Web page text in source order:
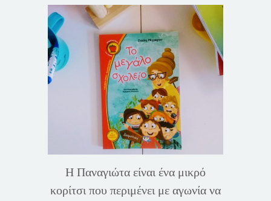
Η Παναγιώτα είναι ένα μικρό
κορίτσι που περιμένει με αγωνία να